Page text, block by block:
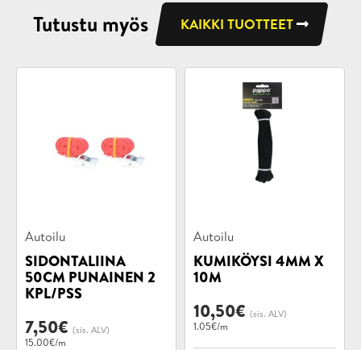
Tutustu myös KAIKKI TUOTTEET
Tuotekategoriat:
Autoilu
SIDONTALIINA
50CM PUNAINEN 2
KPL/PSS
7,50€ (sis. ALV)
15.00€/m
Tuotekategoriat:
Autoilu
KUMIKÖYSI 4MM X
10M
10,50€ (sis. ALV)
1.05€/m